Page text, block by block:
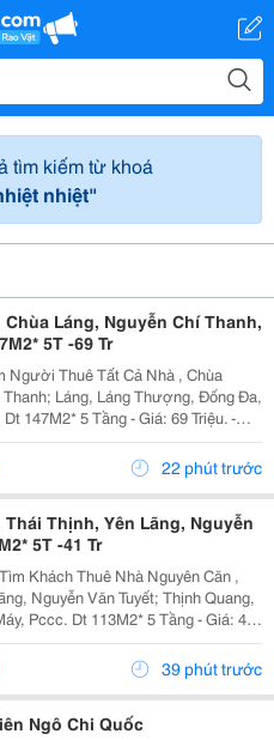
tìm kiếm từ khoá
nhiệt"
Láng, Nguyễn Chí Thanh,
5T -69 Tr
Người Thuê Tất Cả Nhà , Chùa
Thanh; Láng, Láng Thượng, Đống Đa,
147M2* 5 Tầng - Giá: 69 Triệu. -
Chủ: 0946004782 - Vỉa Hè Lớn,
- Vị Trí Ngay Gần Ngã...22 phút trước
Thái Thịnh, Yên Lãng, Nguyễn
5T -41 Tr
Khách Thuê Nhà Nguyên Căn ,
Nguyễn Văn Tuyết; Thịnh Quang,
Pccc. Dt 113M2* 5 Tầng - Giá: 41
Tiếp Chính Chủ: 0946814103 - Vỉa
Thoáng. - Vị Trí... 39 phút trước
Ngô Chi Quốc